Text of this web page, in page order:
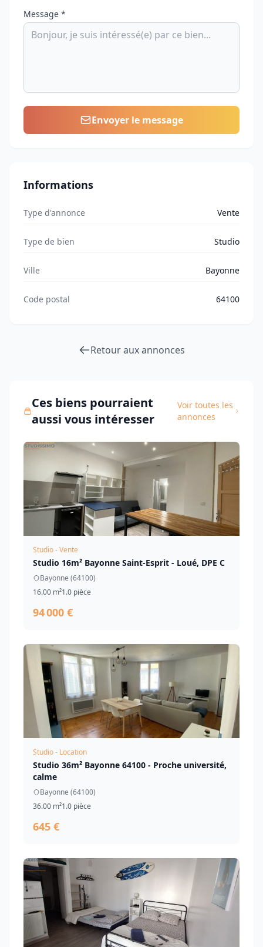
Message *
Envoyer le message
Informations
Type d'annonce Vente
Type de bien Studio
Ville Bayonne
Code postal 64100
Retour aux annonces
Ces biens pourraient
aussi vous intéresser
Voir toutes les
annonces
Studio - Vente
Studio 16m² Bayonne Saint-Esprit - Loué, DPE C
Bayonne (64100)
16.00 m²1.0 pièce
94 000 €
Studio - Location
Studio 36m² Bayonne 64100 - Proche université,
calme
Bayonne (64100)
36.00 m²1.0 pièce
645 €